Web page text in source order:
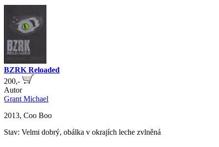
BZRK Reloaded
200,-
Autor
Grant Michael
2013, Coo Boo
Stav: Velmi dobrý, obálka v okrajích leche zvlněná